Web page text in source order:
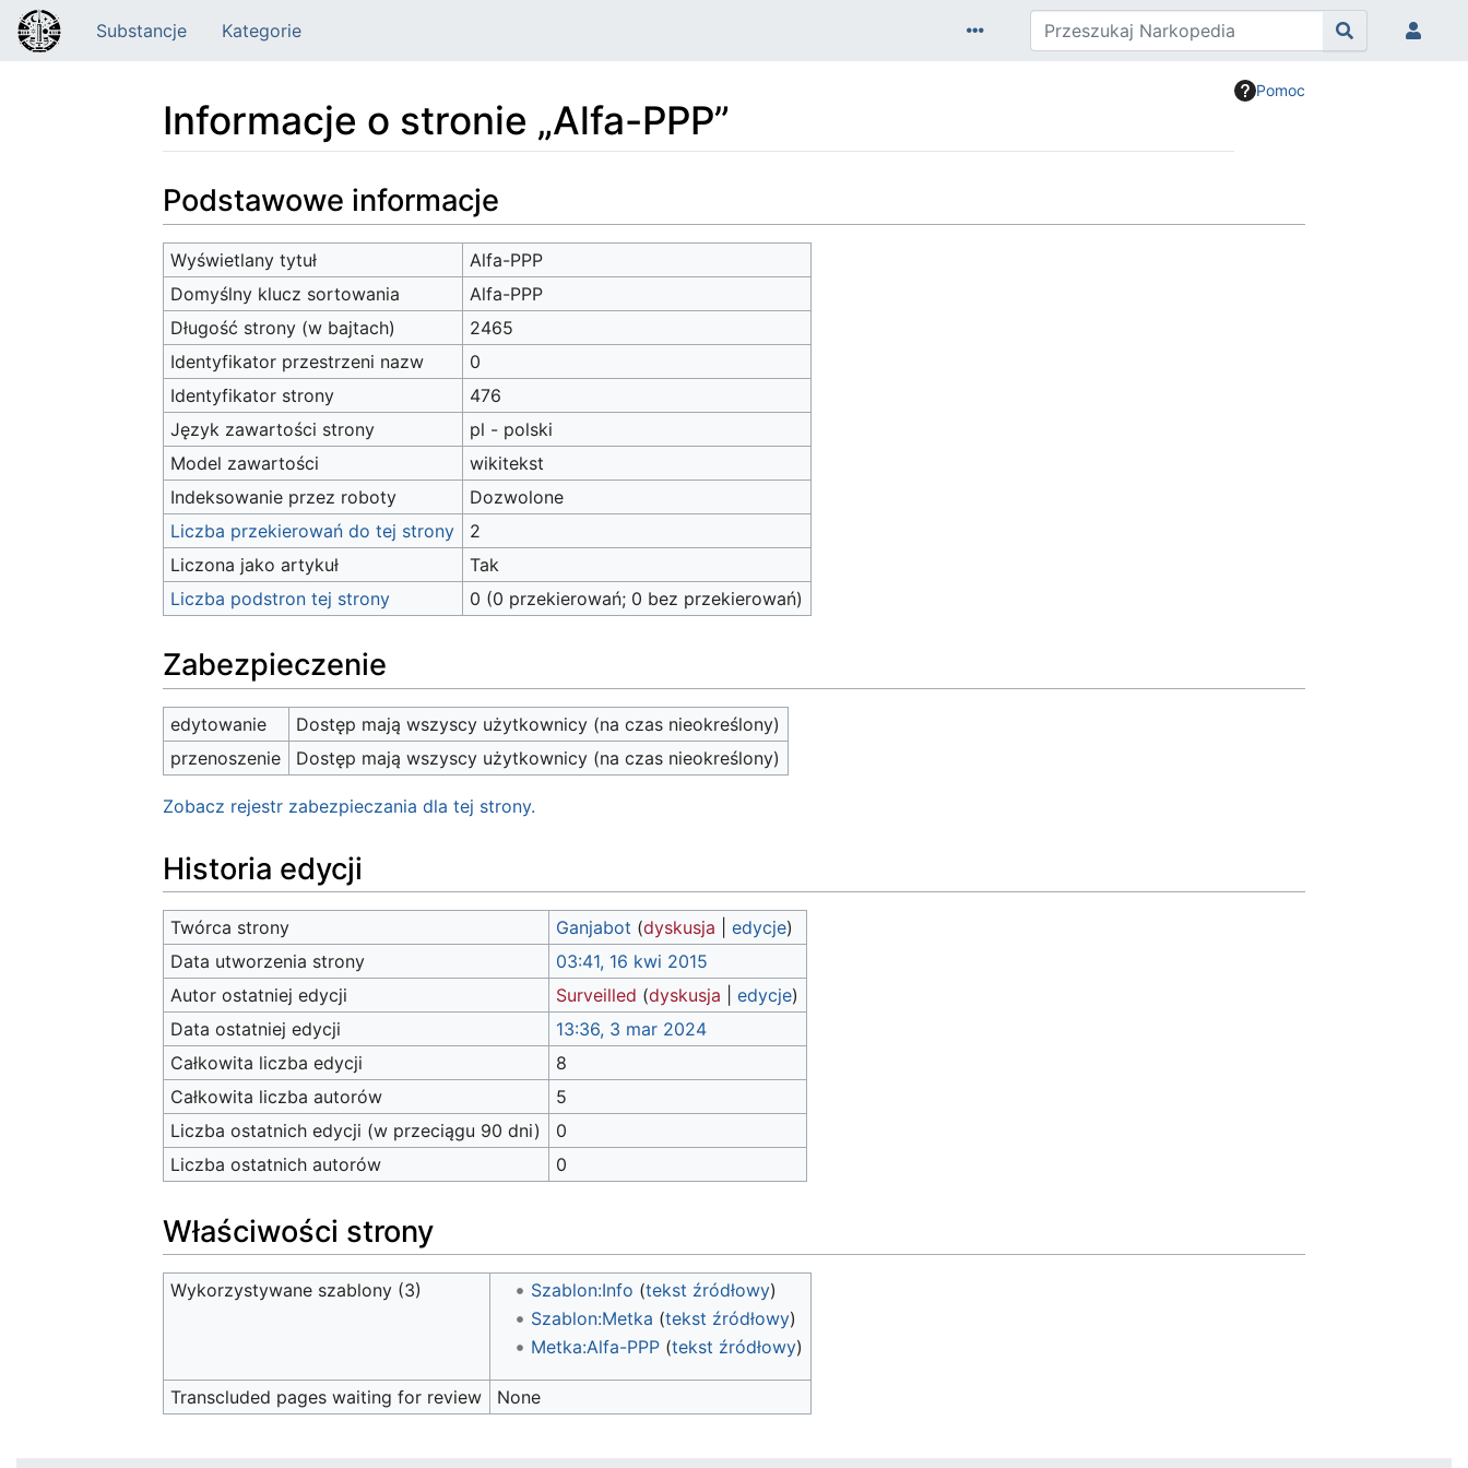
Substancje Kategorie
Pomoc
Informacje o stronie „Alfa-PPP”
Podstawowe informacje
Wyświetlany tytuł
Alfa-PPP
Domyślny klucz sortowania
Alfa-PPP
Długość strony (w bajtach)
2465
Identyfikator przestrzeni nazw
0
Identyfikator strony
476
Język zawartości strony
pl - polski
Model zawartości
wikitekst
Indeksowanie przez roboty
Dozwolone
Liczba przekierowań do tej strony
2
Liczona jako artykuł
Tak
Liczba podstron tej strony
0 (0 przekierowań; 0 bez przekierowań)
Zabezpieczenie
edytowanie
Dostęp mają wszyscy użytkownicy (na czas nieokreślony)
przenoszenie
Dostęp mają wszyscy użytkownicy (na czas nieokreślony)
Zobacz rejestr zabezpieczania dla tej strony.
Historia edycji
Twórca strony Ganjabot (dyskusja |edycje)
Data utworzenia strony
03:41, 16 kwi 2015
Autor ostatniej edycji
Surveilled (dyskusja |edycje)
Data ostatniej edycji
13:36, 3 mar 2024
Całkowita liczba edycji
8
Całkowita liczba autorów
5
Liczba ostatnich edycji (w przeciągu 90 dni)
0
Liczba ostatnich autorów
0
Właściwości strony
Wykorzystywane szablony (3) Szablon:Info (tekst źródłowy)
Szablon:Metka (tekst źródłowy)
Metka:Alfa-PPP(tekst źródłowy)
Transcluded pages waiting for review None